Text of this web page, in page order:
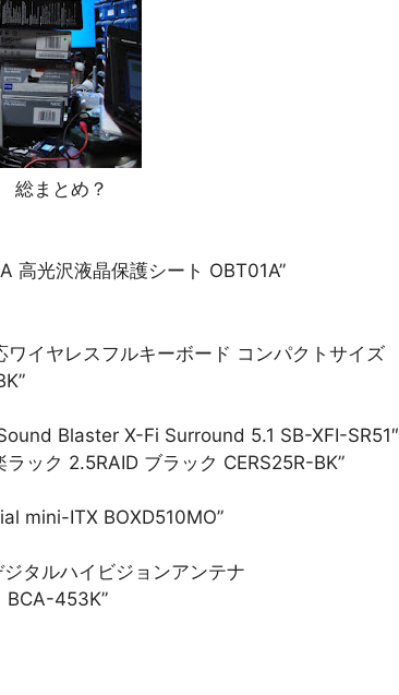
まとめ？
光沢液晶保護シート OBT01A”
イヤレスフルキーボード コンパクトサイズ
Blaster X-Fi Surround 5.1 SB-XFI-SR51″
2.5RAID ブラック CERS25R-BK”
mini-ITX BOXD510MO”
タルハイビジョンアンテナ
453K”